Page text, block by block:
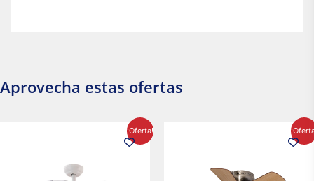
Aprovecha estas ofertas
¡Oferta!
$2,986.97.
precio
actual
$1,450.23.
precio
actual